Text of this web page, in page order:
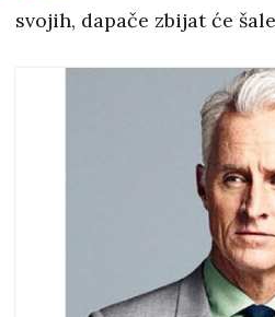
svojih, dapače zbijat će